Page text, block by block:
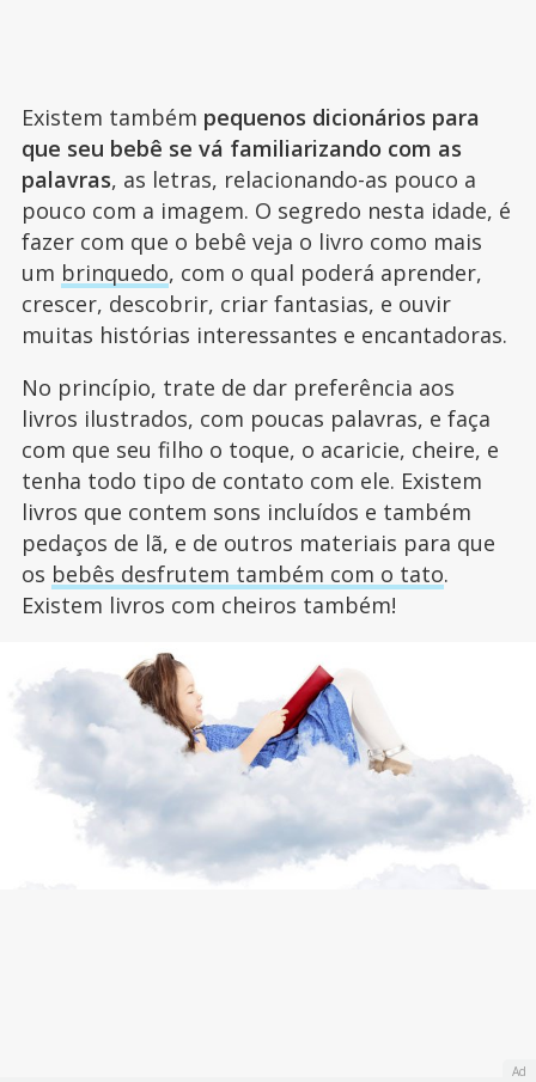
Existem também pequenos dicionários para
que seu bebê se vá familiarizando com as
palavras, as letras, relacionando-as pouco a
pouco com a imagem. O segredo nesta idade, é
fazer com que o bebê veja o livro como mais
um brinquedo, com o qual poderá aprender,
crescer, descobrir, criar fantasias, e ouvir
muitas histórias interessantes e encantadoras.
No princípio, trate de dar preferência aos
livros ilustrados, com poucas palavras, e faça
com que seu filho o toque, o acaricie, cheire, e
tenha todo tipo de contato com ele. Existem
livros que contem sons incluídos e também
pedaços de lã, e de outros materiais para que
os bebês desfrutem também com o tato.
Existem livros com cheiros também!
Ad